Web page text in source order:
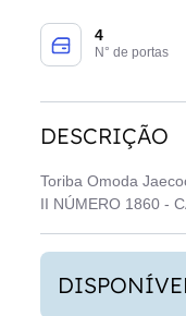
4
N° de portas
DESCRIÇÃO
Toriba Omoda
II NÚMERO 1860 -